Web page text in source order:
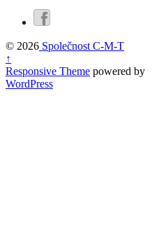
© 2026 Společnost C-M-T
↑
Responsive Theme powered by
WordPress